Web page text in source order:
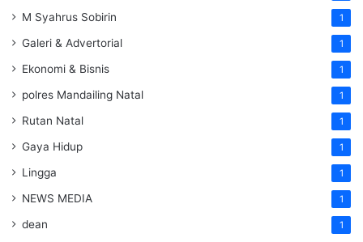
M Syahrus Sobirin 1
Galeri & Advertorial 1
Ekonomi & Bisnis 1
polres Mandailing Natal 1
Rutan Natal 1
Gaya Hidup 1
Lingga 1
NEWS MEDIA 1
dean 1